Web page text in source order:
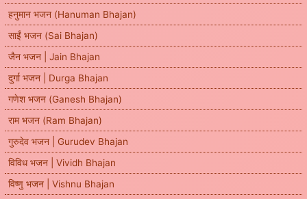
हनुमान भजन (Hanuman Bhajan)
साईं भजन (Sai Bhajan)
जैन भजन | Jain Bhajan
दुर्गा भजन | Durga Bhajan
गणेश भजन (Ganesh Bhajan)
राम भजन (Ram Bhajan)
गुरुदेव भजन | Gurudev Bhajan
विविध भजन | Vividh Bhajan
विष्णु भजन | Vishnu Bhajan